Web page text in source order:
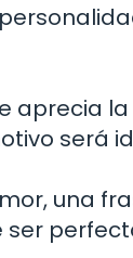
aprecia
será
una
ser